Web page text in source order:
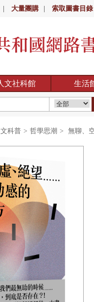
大量團購 索取圖書目錄
文社科館 生活
文科普 > 哲學思潮 > 無聊、